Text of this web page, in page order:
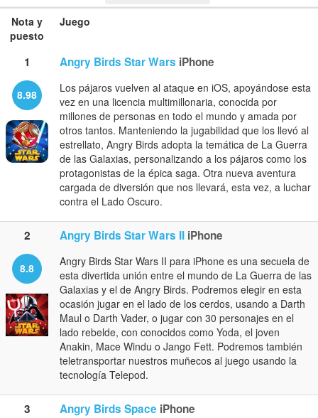
Nota y
puesto
Juego
1 Angry Birds Star Wars iPhone
8.98
Los pájaros vuelven al ataque en iOS, apoyándose esta
vez en una licencia multimillonaria, conocida por
millones de personas en todo el mundo y amada por
otros tantos. Manteniendo la jugabilidad que los llevó al
estrellato, Angry Birds adopta la temática de La Guerra
de las Galaxias, personalizando a los pájaros como los
protagonistas de la épica saga. Otra nueva aventura
cargada de diversión que nos llevará, esta vez, a luchar
contra el Lado Oscuro.
2 Angry Birds Star Wars II iPhone
8.8
Angry Birds Star Wars II para iPhone es una secuela de
esta divertida unión entre el mundo de La Guerra de las
Galaxias y el de Angry Birds. Podremos elegir en esta
ocasión jugar en el lado de los cerdos, usando a Darth
Maul o Darth Vader, o jugar con 30 personajes en el
lado rebelde, con conocidos como Yoda, el joven
Anakin, Mace Windu o Jango Fett. Podremos también
teletransportar nuestros muñecos al juego usando la
tecnología Telepod.
3 Angry Birds Space iPhone